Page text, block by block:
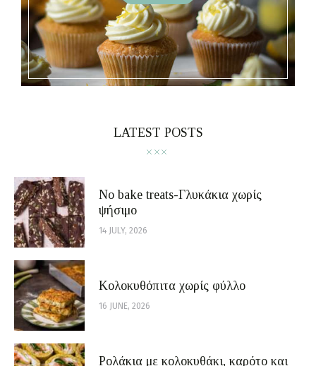
LATEST POSTS
No bake treats-Γλυκάκια χωρίς
ψήσιμο
14 JULY, 2026
Κολοκυθόπιτα χωρίς φύλλο
16 JUNE, 2026
Ρολάκια με κολοκυθάκι, καρότο και